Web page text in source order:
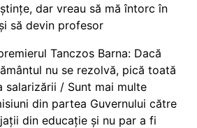
dar vreau să mă întorc în
să devin profesor
Tanczos Barna: Dacă
nu se rezolvă, pică toată
salarizării / Sunt mai multe
din partea Guvernului către
din educație și nu par a fi